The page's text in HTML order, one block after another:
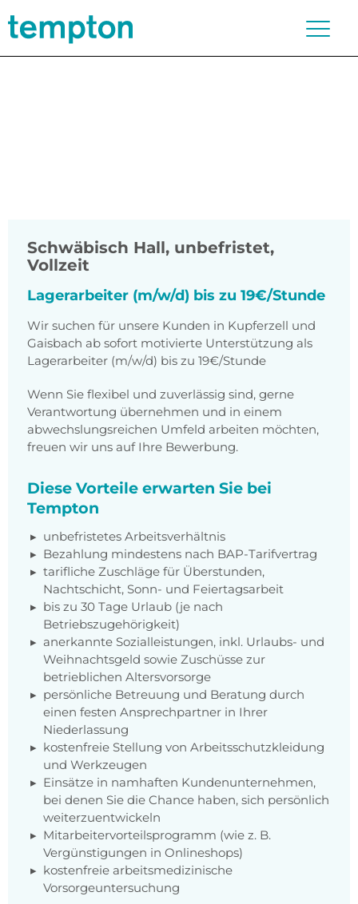
Schwäbisch Hall, unbefristet,
Vollzeit
Lagerarbeiter (m/w/d) bis zu 19€/Stunde
Wir suchen für unsere Kunden in Kupferzell und
Gaisbach ab sofort motivierte Unterstützung als
Lagerarbeiter (m/w/d) bis zu 19€/Stunde
Wenn Sie flexibel und zuverlässig sind, gerne
Verantwortung übernehmen und in einem
abwechslungsreichen Umfeld arbeiten möchten,
freuen wir uns auf Ihre Bewerbung.
Diese Vorteile erwarten Sie bei
Tempton
unbefristetes Arbeitsverhältnis
Bezahlung mindestens nach BAP-Tarifvertrag
tarifliche Zuschläge für Überstunden,
Nachtschicht, Sonn- und Feiertagsarbeit
bis zu 30 Tage Urlaub (je nach
Betriebszugehörigkeit)
anerkannte Sozialleistungen, inkl. Urlaubs- und
Weihnachtsgeld sowie Zuschüsse zur
betrieblichen Altersvorsorge
persönliche Betreuung und Beratung durch
einen festen Ansprechpartner in Ihrer
Niederlassung
kostenfreie Stellung von Arbeitsschutzkleidung
und Werkzeugen
Einsätze in namhaften Kundenunternehmen,
bei denen Sie die Chance haben, sich persönlich
weiterzuentwickeln
Mitarbeitervorteilsprogramm (wie z. B.
Vergünstigungen in Onlineshops)
kostenfreie arbeitsmedizinische
Vorsorgeuntersuchung